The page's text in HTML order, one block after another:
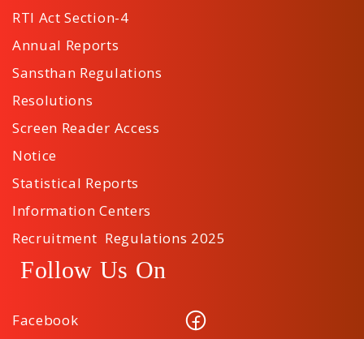
RTI Act Section-4
Annual Reports
Sansthan Regulations
Resolutions
Screen Reader Access
Notice
Statistical Reports
Information Centers
Recruitment Regulations 2025
Follow Us On
Facebook